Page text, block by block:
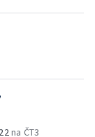
na ČT3